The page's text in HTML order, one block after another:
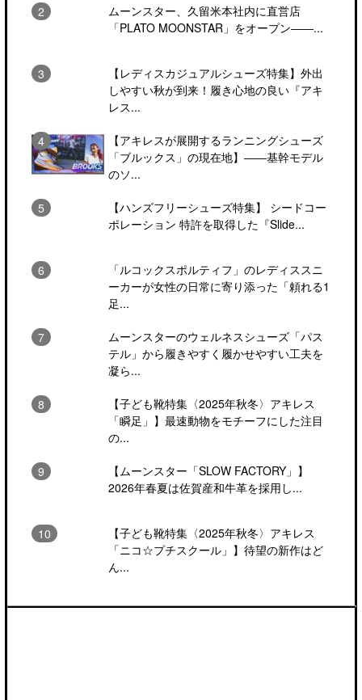
ムーンスター、久留米本社内に直営店
「PLATO MOONSTAR」をオープン――...
【レディスカジュアルシューズ特集】外出
しやすい秋が到来！履き心地の良い『アキ
レス...
【アキレスが展開するランニングシューズ
「ブルックス」の現在地】――基幹モデル
のソ...
【ハンズフリーシューズ特集】 シードコー
ポレーション 特許を取得した『Slide...
「ルコックスポルティフ」のレディススニ
ーカーが女性の日常に寄り添った「頼れる1
足...
ムーンスターのウェルネスシューズ「パス
テル」から履きやすく履かせやすい工夫を
凝ら...
【子ども靴特集〈2025年秋冬〉アキレス
「瞬足」】最速動物をモチーフにした注目
の...
【ムーンスター「SLOW FACTORY」】
2026年春夏は佐賀産和牛革を採用し...
【子ども靴特集〈2025年秋冬〉アキレス
「ニコ☆プチスクール」】待望の新作はど
ん...